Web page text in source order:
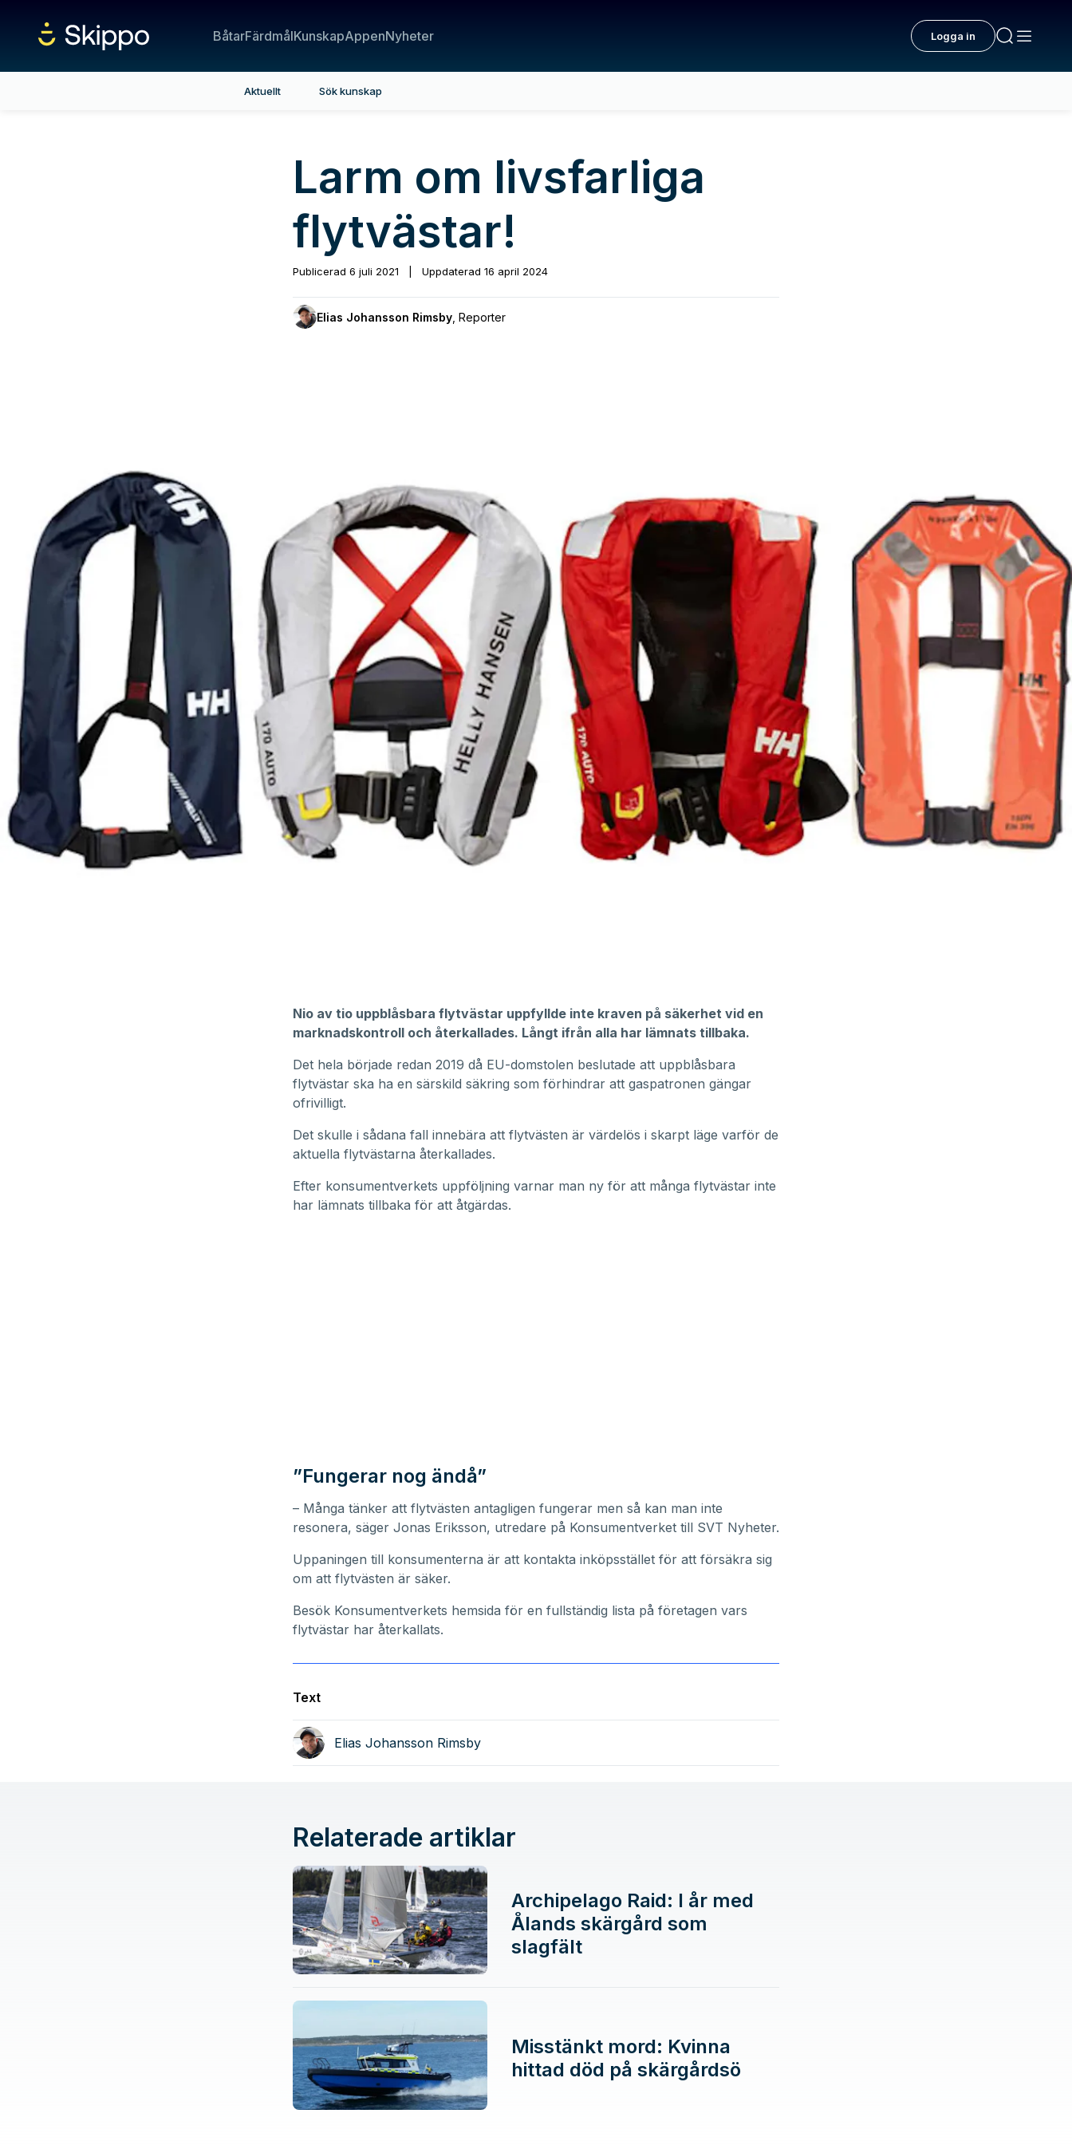
BåtarFärdmålKunskapAppenNyheter Logga in
Aktuellt Sök kunskap
Larm om livsfarliga
flytvästar!
Publicerad 6 juli 2021 Uppdaterad 16 april 2024
Elias Johansson Rimsby Reporter
Nio av tio uppblåsbara flytvästar uppfyllde inte kraven på säkerhet vid en
marknadskontroll och återkallades. Långt ifrån alla har lämnats tillbaka.
Det hela började redan 2019 då EU-domstolen beslutade att uppblåsbara
flytvästar ska ha en särskild säkring som förhindrar att gaspatronen gängar
ofrivilligt.
Det skulle i sådana fall innebära att flytvästen är värdelös i skarpt läge varför de
aktuella flytvästarna återkallades.
Efter konsumentverkets uppföljning varnar man ny för att många flytvästar inte
har lämnats tillbaka för att åtgärdas.
”Fungerar nog ändå”
– Många tänker att flytvästen antagligen fungerar men så kan man inte
resonera, säger Jonas Eriksson, utredare på Konsumentverket till SVT Nyheter.
Uppaningen till konsumenterna är att kontakta inköpsstället för att försäkra sig
om att flytvästen är säker.
Besök Konsumentverkets hemsida för en fullständig lista på företagen vars
flytvästar har återkallats.
Text
Elias Johansson Rimsby
Relaterade artiklar
Archipelago Raid: I år med
Ålands skärgård som
slagfält
Misstänkt mord: Kvinna
hittad död på skärgårdsö